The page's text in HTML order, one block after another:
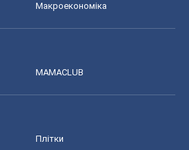
Макроекономіка
MAMACLUB
Плітки